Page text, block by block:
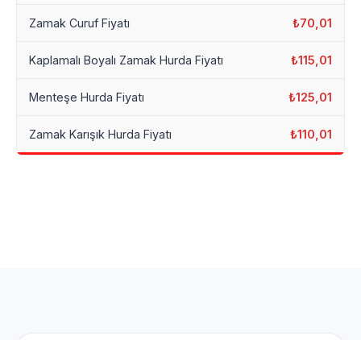
Zamak Curuf Fiyatı ₺70,01
Kaplamalı Boyalı Zamak Hurda Fiyatı ₺115,01
Menteşe Hurda Fiyatı ₺125,01
Zamak Karışık Hurda Fiyatı ₺110,01